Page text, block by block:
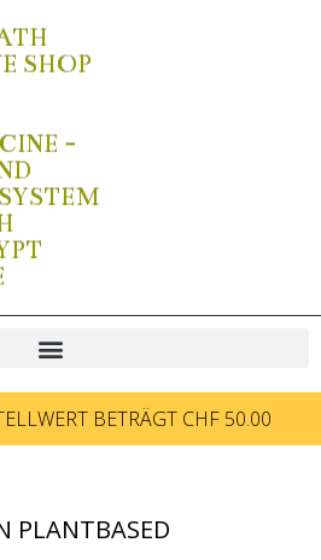
SHOP
-
BETRÄGT CHF 50.00
PLANTBASED